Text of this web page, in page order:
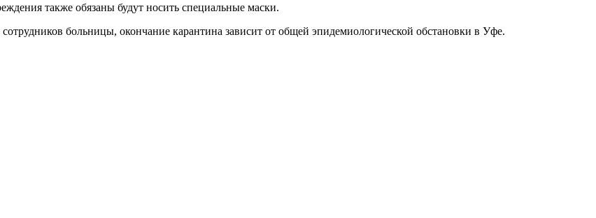
также обязаны будут носить специальные маски.
больницы, окончание карантина зависит от общей эпидемиологической обстановки в Уфе.